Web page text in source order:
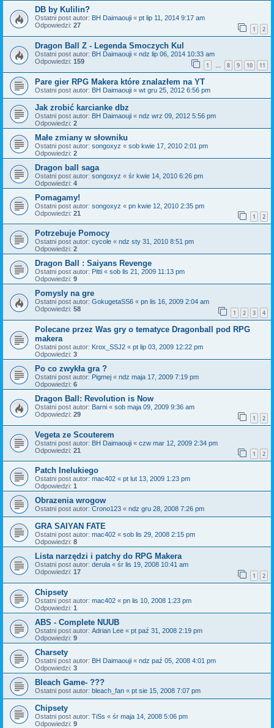
DB by Kulilin?
Ostatni post autor: BH Daimaouji « pt lip 11, 2014 9:17 am
Odpowiedzi: 27 1 2
Dragon Ball Z - Legenda Smoczych Kul
Ostatni post autor: BH Daimaouji « ndz lip 06, 2014 10:33 am
Odpowiedzi: 159 1 … 8 9 10 11
Pare gier RPG Makera które znalazłem na YT
Ostatni post autor: BH Daimaouji « wt gru 25, 2012 6:56 pm
Jak zrobić karcianke dbz
Ostatni post autor: BH Daimaouji « ndz wrz 09, 2012 5:56 pm
Odpowiedzi: 2
Małe zmiany w słowniku
Ostatni post autor: songoxyz « sob kwie 17, 2010 2:01 pm
Odpowiedzi: 2
Dragon ball saga
Ostatni post autor: songoxyz « śr kwie 14, 2010 6:26 pm
Odpowiedzi: 4
Pomagamy!
Ostatni post autor: songoxyz « pn kwie 12, 2010 2:35 pm
Odpowiedzi: 21 1 2
Potrzebuje Pomocy
Ostatni post autor: cycole « ndz sty 31, 2010 8:51 pm
Odpowiedzi: 2
Dragon Ball : Saiyans Revenge
Ostatni post autor: Pitti « sob lis 21, 2009 11:13 pm
Odpowiedzi: 9
Pomysly na gre
Ostatni post autor: GokugetaSS6 « pn lis 16, 2009 2:04 am
Odpowiedzi: 58 1 2 3 4
Polecane przez Was gry o tematyce Dragonball pod RPG
makera
Ostatni post autor: Krox_SSJ2 « pt lip 03, 2009 12:22 pm
Odpowiedzi: 3
Po co zwykła gra ?
Ostatni post autor: Pigmej « ndz maja 17, 2009 7:19 pm
Odpowiedzi: 6
Dragon Ball: Revolution is Now
Ostatni post autor: Barni « sob maja 09, 2009 9:36 am
Odpowiedzi: 29 1 2
Vegeta ze Scouterem
Ostatni post autor: BH Daimaouji « czw mar 12, 2009 2:34 pm
Odpowiedzi: 21 1 2
Patch Inelukiego
Ostatni post autor: mac402 « pt lut 13, 2009 1:23 pm
Odpowiedzi: 1
Obrazenia wrogow
Ostatni post autor: Crono123 « ndz gru 28, 2008 7:26 pm
GRA SAIYAN FATE
Ostatni post autor: mac402 « sob lis 29, 2008 2:15 pm
Odpowiedzi: 8
Lista narzędzi i patchy do RPG Makera
Ostatni post autor: derula « śr lis 19, 2008 10:41 am
Odpowiedzi: 17 1 2
Chipsety
Ostatni post autor: mac402 « pn lis 10, 2008 1:23 pm
Odpowiedzi: 1
ABS - Complete NUUB
Ostatni post autor: Adrian Lee « pt paź 31, 2008 2:19 pm
Odpowiedzi: 9
Charsety
Ostatni post autor: BH Daimaouji « ndz paź 05, 2008 4:01 pm
Odpowiedzi: 3
Bleach Game- ???
Ostatni post autor: bleach_fan « pt sie 15, 2008 7:07 pm
Chipsety
Ostatni post autor: TiSs « śr maja 14, 2008 5:06 pm
Odpowiedzi: 9